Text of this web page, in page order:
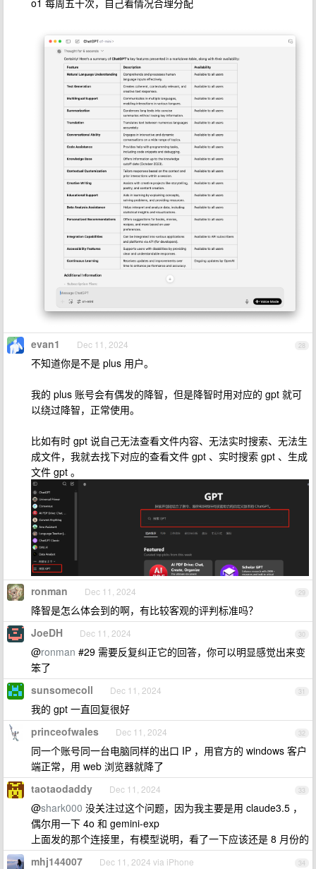
o1 每周五十次，自己看情况合理分配
28
evan1 Dec 11, 2024
不知道你是不是 plus 用户。
我的 plus 账号会有偶发的降智，但是降智时用对应的 gpt 就可
以绕过降智，正常使用。
比如有时 gpt 说自己无法查看文件内容、无法实时搜索、无法生
成文件，我就去找下对应的查看文件 gpt 、实时搜索 gpt 、生成
文件 gpt 。
29
ronman Dec 11, 2024
降智是怎么体会到的啊，有比较客观的评判标准吗？
30
JoeDH Dec 11, 2024
@ronman #29 需要反复纠正它的回答，你可以明显感觉出来变
笨了
31
sunsomecoll Dec 11, 2024
我的 gpt 一直回复很好
32
princeofwales Dec 11, 2024
同一个账号同一台电脑同样的出口 IP ，用官方的 windows 客户
端正常，用 web 浏览器就降了
33
taotaodaddy Dec 11, 2024
@shark000 没关注过这个问题，因为我主要是用 claude3.5 ，
偶尔用一下 4o 和 gemini-exp
上面发的那个连接里，有模型说明，看了一下应该还是 8 月份的
34
mhj144007 Dec 11, 2024 via iPhone